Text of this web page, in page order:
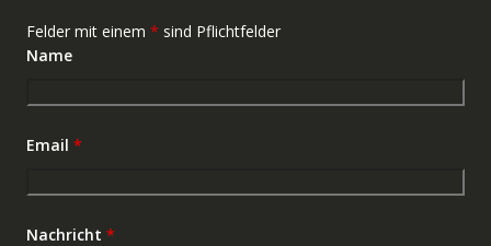
Felder mit einem * sind Pflichtfelder
Name
Email *
Nachricht *